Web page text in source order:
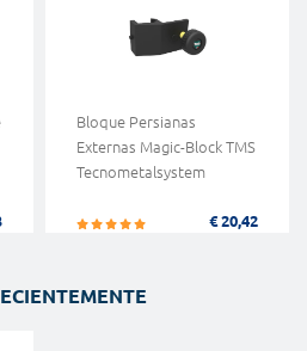
Bloque Persianas
Externas Magic-Block TMS
Tecnometalsystem
€ 20,42